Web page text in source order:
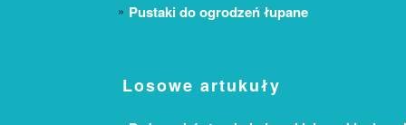
Pustaki do ogrodzeń łupane
Losowe artukuły